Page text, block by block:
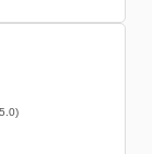
5.0